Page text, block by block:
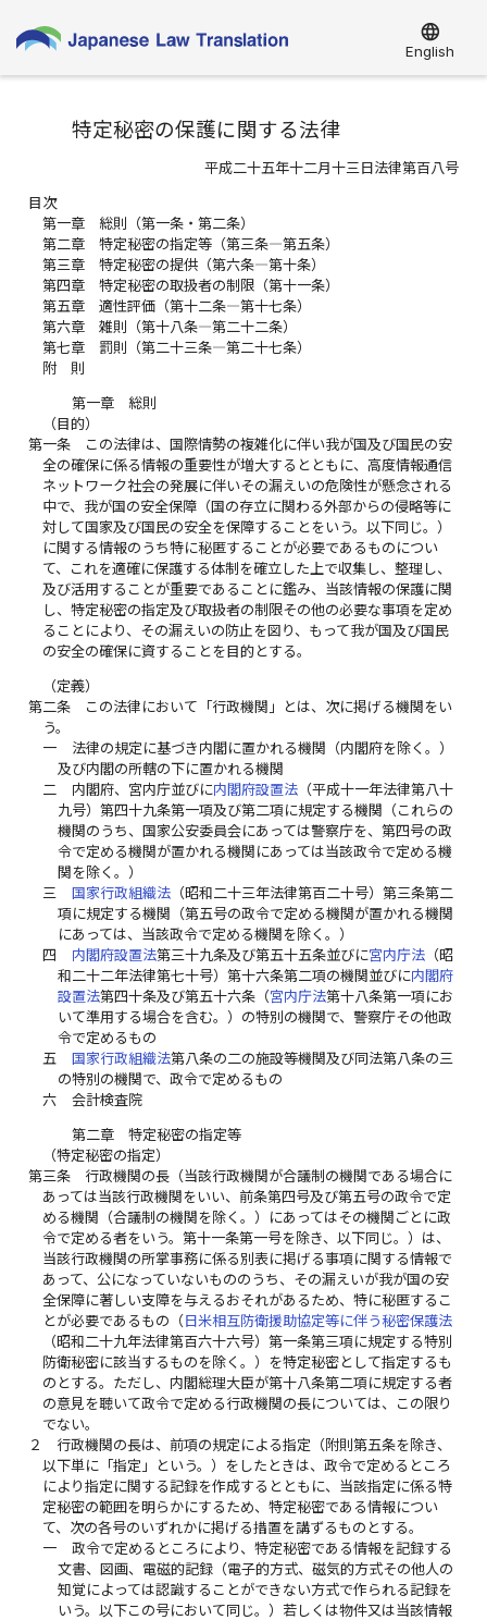
language
English
特定秘密の保護に関する法律
平成二十五年十二月十三日法律第百八号
目次
第一章 総則（第一条・第二条）
第二章 特定秘密の指定等（第三条―第五条）
第三章 特定秘密の提供（第六条―第十条）
第四章 特定秘密の取扱者の制限（第十一条）
第五章 適性評価（第十二条―第十七条）
第六章 雑則（第十八条―第二十二条）
第七章 罰則（第二十三条―第二十七条）
附 則
第一章 総則
（目的）
第一条
この法律は、国際情勢の複雑化に伴い我が国及び国民の安
全の確保に係る情報の重要性が増大するとともに、高度情報通信
ネットワーク社会の発展に伴いその漏えいの危険性が懸念される
中で、我が国の安全保障（国の存立に関わる外部からの侵略等に
対して国家及び国民の安全を保障することをいう。以下同じ。）
に関する情報のうち特に秘匿することが必要であるものについ
て、これを適確に保護する体制を確立した上で収集し、整理し、
及び活用することが重要であることに鑑み、当該情報の保護に関
し、特定秘密の指定及び取扱者の制限その他の必要な事項を定め
ることにより、その漏えいの防止を図り、もって我が国及び国民
の安全の確保に資することを目的とする。
（定義）
第二条
この法律において「行政機関」とは、次に掲げる機関をい
う。
一
法律の規定に基づき内閣に置かれる機関（内閣府を除く。）
及び内閣の所轄の下に置かれる機関
二
内閣府、宮内庁並びに内閣府設置法（平成十一年法律第八十
九号）第四十九条第一項及び第二項に規定する機関（これらの
機関のうち、国家公安委員会にあっては警察庁を、第四号の政
令で定める機関が置かれる機関にあっては当該政令で定める機
関を除く。）
三
国家行政組織法（昭和二十三年法律第百二十号）第三条第二
項に規定する機関（第五号の政令で定める機関が置かれる機関
にあっては、当該政令で定める機関を除く。）
四
内閣府設置法第三十九条及び第五十五条並びに宮内庁法（昭
和二十二年法律第七十号）第十六条第二項の機関並びに内閣府
設置法第四十条及び第五十六条（宮内庁法第十八条第一項にお
いて準用する場合を含む。）の特別の機関で、警察庁その他政
令で定めるもの
五
国家行政組織法第八条の二の施設等機関及び同法第八条の三
の特別の機関で、政令で定めるもの
六
会計検査院
第二章 特定秘密の指定等
（特定秘密の指定）
第三条
行政機関の長（当該行政機関が合議制の機関である場合に
あっては当該行政機関をいい、前条第四号及び第五号の政令で定
める機関（合議制の機関を除く。）にあってはその機関ごとに政
令で定める者をいう。第十一条第一号を除き、以下同じ。）は、
当該行政機関の所掌事務に係る別表に掲げる事項に関する情報で
あって、公になっていないもののうち、その漏えいが我が国の安
全保障に著しい支障を与えるおそれがあるため、特に秘匿するこ
とが必要であるもの（日米相互防衛援助協定等に伴う秘密保護法
（昭和二十九年法律第百六十六号）第一条第三項に規定する特別
防衛秘密に該当するものを除く。）を特定秘密として指定するも
のとする。ただし、内閣総理大臣が第十八条第二項に規定する者
の意見を聴いて政令で定める行政機関の長については、この限り
でない。
２
行政機関の長は、前項の規定による指定（附則第五条を除き、
以下単に「指定」という。）をしたときは、政令で定めるところ
により指定に関する記録を作成するとともに、当該指定に係る特
定秘密の範囲を明らかにするため、特定秘密である情報につい
て、次の各号のいずれかに掲げる措置を講ずるものとする。
一
政令で定めるところにより、特定秘密である情報を記録する
文書、図画、電磁的記録（電子的方式、磁気的方式その他人の
知覚によっては認識することができない方式で作られる記録を
いう。以下この号において同じ。）若しくは物件又は当該情報